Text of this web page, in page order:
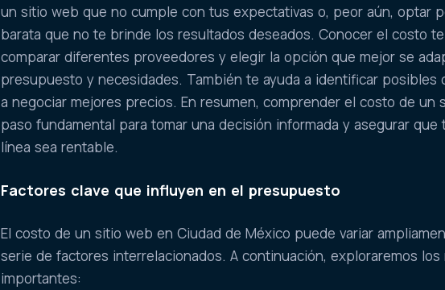
un sitio web que no cumple con tus expectativas o, peor aún, optar
barata que no te brinde los resultados deseados. Conocer el costo
comparar diferentes proveedores y elegir la opción que mejor se
presupuesto y necesidades. También te ayuda a identificar posibles
a negociar mejores precios. En resumen, comprender el costo de un
paso fundamental para tomar una decisión informada y asegurar que
línea sea rentable.
Factores clave que influyen en el presupuesto
El costo de un sitio web en Ciudad de México puede variar
serie de factores interrelacionados. A continuación, exploraremos los
importantes: